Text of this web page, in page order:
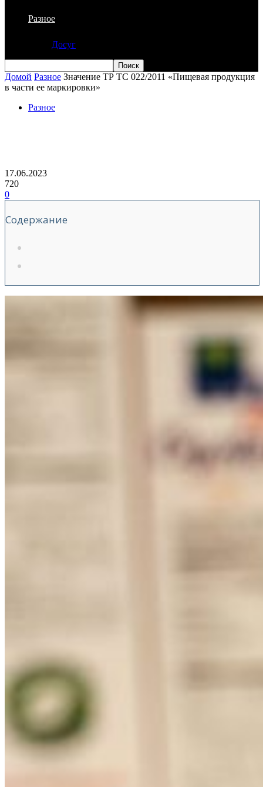
Разное
Досуг
Домой Разное Значение ТР ТС 022/2011 «Пищевая продукция
в части ее маркировки»
Разное
17.06.2023
720
0
Содержание